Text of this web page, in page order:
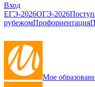
Вход
ЕГЭ-2026ОГЭ-2026
рубежомПрофориентация
Мое